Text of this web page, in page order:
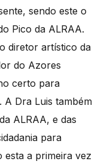
sendo este o
Pico da ALRAA.
diretor artístico da
do Azores
certo para
A Dra Luis também
ALRAA, e das
para
esta a primeira vez